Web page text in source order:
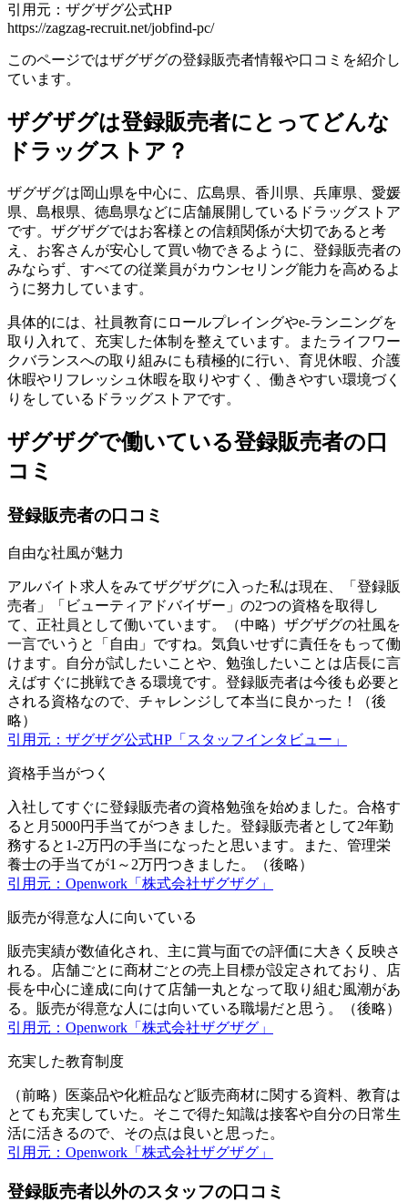
引用元：ザグザグ公式HP
https://zagzag-recruit.net/jobfind-pc/
このページではザグザグの登録販売者情報や口コミを紹介し
ています。
ザグザグは登録販売者にとってどんな
ドラッグストア？
ザグザグは岡山県を中心に、広島県、香川県、兵庫県、愛媛
県、島根県、徳島県などに店舗展開しているドラッグストア
です。ザグザグではお客様との信頼関係が大切であると考
え、お客さんが安心して買い物できるように、登録販売者の
みならず、すべての従業員がカウンセリング能力を高めるよ
うに努力しています。
具体的には、社員教育にロールプレイングやe-ランニングを
取り入れて、充実した体制を整えています。またライフワー
クバランスへの取り組みにも積極的に行い、育児休暇、介護
休暇やリフレッシュ休暇を取りやすく、働きやすい環境づく
りをしているドラッグストアです。
ザグザグで働いている登録販売者の口
コミ
登録販売者の口コミ
自由な社風が魅力
アルバイト求人をみてザグザグに入った私は現在、「登録販
売者」「ビューティアドバイザー」の2つの資格を取得し
て、正社員として働いています。（中略）ザグザグの社風を
一言でいうと「自由」ですね。気負いせずに責任をもって働
けます。自分が試したいことや、勉強したいことは店長に言
えばすぐに挑戦できる環境です。登録販売者は今後も必要と
される資格なので、チャレンジして本当に良かった！（後
略）
引用元：ザグザグ公式HP「スタッフインタビュー」
資格手当がつく
入社してすぐに登録販売者の資格勉強を始めました。合格す
ると月5000円手当てがつきました。登録販売者として2年勤
務すると1-2万円の手当になったと思います。また、管理栄
養士の手当てが1～2万円つきました。（後略）
引用元：Openwork「株式会社ザグザグ」
販売が得意な人に向いている
販売実績が数値化され、主に賞与面での評価に大きく反映さ
れる。店舗ごとに商材ごとの売上目標が設定されており、店
長を中心に達成に向けて店舗一丸となって取り組む風潮があ
る。販売が得意な人には向いている職場だと思う。（後略）
引用元：Openwork「株式会社ザグザグ」
充実した教育制度
（前略）医薬品や化粧品など販売商材に関する資料、教育は
とても充実していた。そこで得た知識は接客や自分の日常生
活に活きるので、その点は良いと思った。
引用元：Openwork「株式会社ザグザグ」
登録販売者以外のスタッフの口コミ